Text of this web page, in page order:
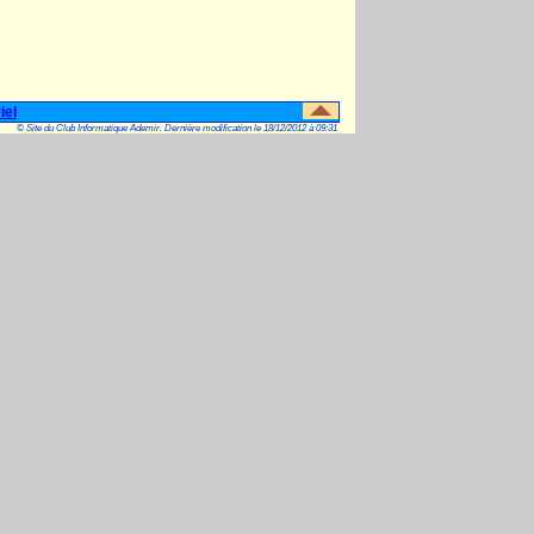
© Site du Club Informatique Ademir. Dernière modification le 18/12/2012 à 09:31